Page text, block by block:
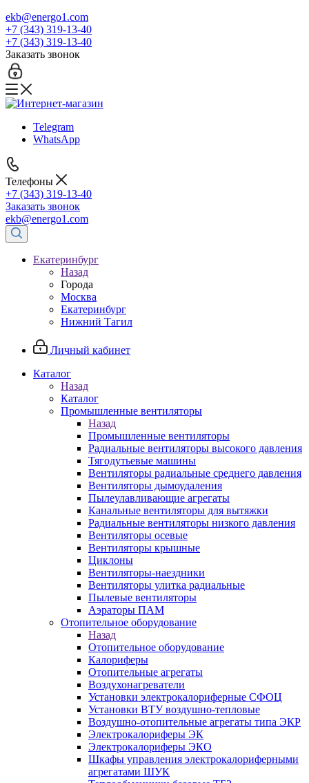
ekb@energo1.com
+7 (343) 319-13-40
+7 (343) 319-13-40
Заказать звонок
Telegram
WhatsApp
Телефоны
+7 (343) 319-13-40
Заказать звонок
ekb@energo1.com
Екатеринбург
Назад
Города
Москва
Екатеринбург
Нижний Тагил
Личный кабинет
Каталог
Назад
Каталог
Промышленные вентиляторы
Назад
Промышленные вентиляторы
Радиальные вентиляторы высокого давления
Тягодутьевые машины
Вентиляторы радиальные среднего давления
Вентиляторы дымоудаления
Пылеулавливающие агрегаты
Канальные вентиляторы для вытяжки
Радиальные вентиляторы низкого давления
Вентиляторы осевые
Вентиляторы крышные
Циклоны
Вентиляторы-наездники
Вентиляторы улитка радиальные
Пылевые вентиляторы
Аэраторы ПАМ
Отопительное оборудование
Назад
Отопительное оборудование
Калориферы
Отопительные агрегаты
Воздухонагреватели
Установки электрокалориферные СФОЦ
Установки ВТУ воздушно-тепловые
Воздушно-отопительные агрегаты типа ЭКР
Электрокалориферы ЭК
Электрокалориферы ЭКО
Шкафы управления электрокалориферными
агрегатами ШУК